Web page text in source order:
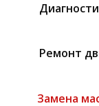
Ремонт
Замена